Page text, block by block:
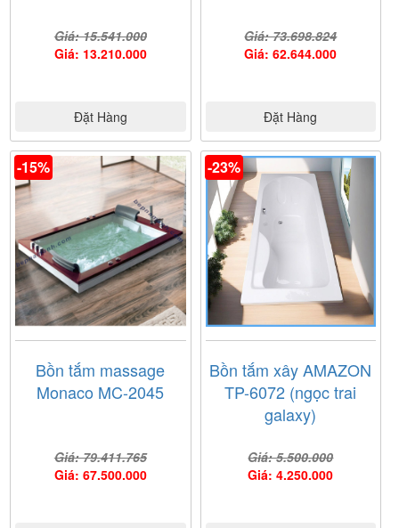
Giá: 15.541.000
Giá: 13.210.000
Đặt Hàng
Giá: 73.698.824
Giá: 62.644.000
Đặt Hàng
-15%
Bồn tắm massage
Monaco MC-2045
Giá: 79.411.765
Giá: 67.500.000
-23%
Bồn tắm xây AMAZON
TP-6072 (ngọc trai
galaxy)
Giá: 5.500.000
Giá: 4.250.000